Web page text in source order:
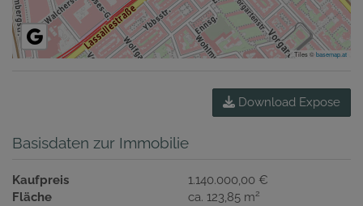
Tiles ©basemap.at
Download Expose
Basisdaten zur Immobilie
Kaufpreis
1.140.000,00 €
Fläche
ca. 123,85 m2